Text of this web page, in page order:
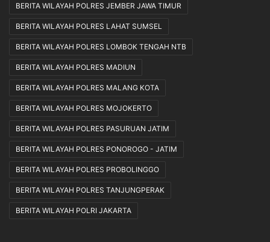
BERITA WILAYAH POLRES JEMBER JAWA TIMUR
BERITA WILAYAH POLRES LAHAT SUMSEL
BERITA WILAYAH POLRES LOMBOK TENGAH NTB
BERITA WILAYAH POLRES MADIUN
BERITA WILAYAH POLRES MALANG KOTA
BERITA WILAYAH POLRES MOJOKERTO
BERITA WILAYAH POLRES PASURUAN JATIM
BERITA WILAYAH POLRES PONOROGO - JATIM
BERITA WILAYAH POLRES PROBOLINGGO
BERITA WILAYAH POLRES TANJUNGPERAK
BERITA WILAYAH POLRI JAKARTA